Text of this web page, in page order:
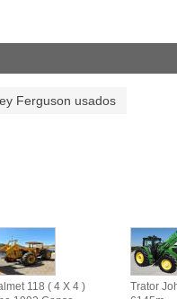
Ferguson usados
118 ( 4 X 4 )
Trator